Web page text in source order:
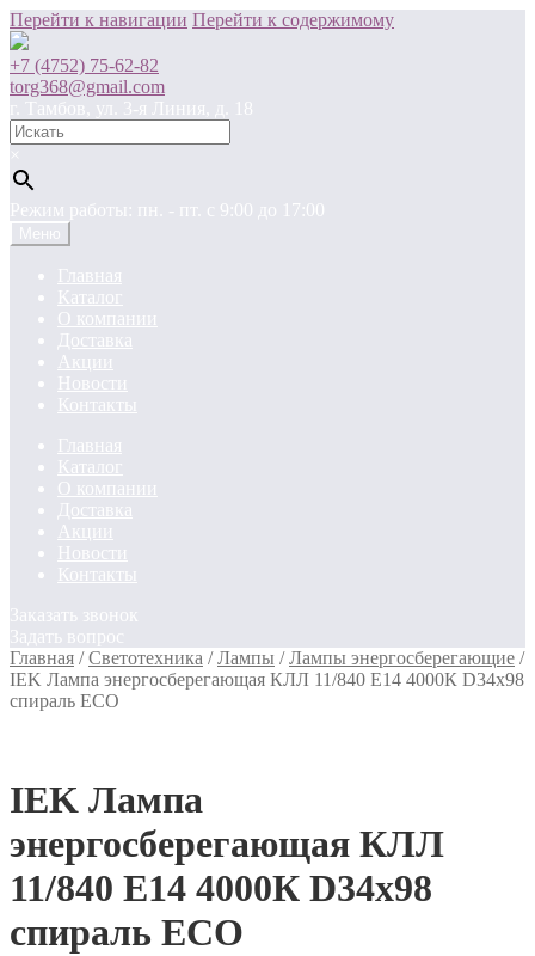
Перейти к навигации Перейти к содержимому
+7 (4752) 75-62-82
torg368@gmail.com
г. Тамбов, ул. 3-я Линия, д. 18
×
Режим работы: пн. - пт. c 9:00 до 17:00
Меню
Главная
Каталог
О компании
Доставка
Акции
Новости
Контакты
Главная
Каталог
О компании
Доставка
Акции
Новости
Контакты
Заказать звонок
Задать вопрос
Главная /Светотехника /Лампы /Лампы энергосберегающие /
IEK Лампа энергосберегающая КЛЛ 11/840 Е14 4000К D34х98
спираль ЕСО
IEK Лампа
энергосберегающая КЛЛ
11/840 Е14 4000К D34х98
спираль ЕСО